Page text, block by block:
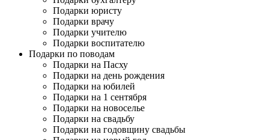
Подарки юристу
Подарки врачу
Подарки учителю
Подарки воспитателю
Подарки по поводам
Подарки на Пасху
Подарки на день рождения
Подарки на юбилей
Подарки на 1 сентября
Подарки на новоселье
Подарки на свадьбу
Подарки на годовщину свадьбы